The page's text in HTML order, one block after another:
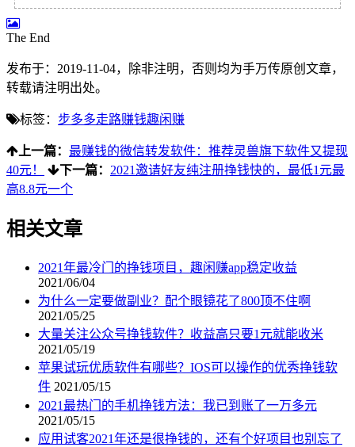
The End
发布于：2019-11-04，除非注明，否则均为手万传原创文章，
转载请注明出处。
标签： 步多多走路赚钱趣闲赚
上一篇： 最赚钱的微信转发软件：推荐灵兽旗下软件又提现
40元！
下一篇： 2021邀请好友纯注册挣钱快的，最低1元最
高8.8元一个
相关文章
2021年最冷门的挣钱项目，趣闲赚app稳定收益
2021/06/04
为什么一定要做副业？配个眼镜花了800顶不住啊
2021/05/25
大量关注公众号挣钱软件？收益高只要1元就能收米
2021/05/19
苹果试玩优质软件有哪些？IOS可以操作的优秀挣钱软
件 2021/05/15
2021最热门的手机挣钱方法：我已到账了一万多元
2021/05/15
应用试客2021年还是很挣钱的，还有个好项目也别忘了